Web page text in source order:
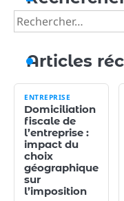
articles
Rechercher :
Articles
ENTREPRISE
Domiciliation
fiscale de
l’entreprise :
impact du
choix
géographique
sur
l’imposition